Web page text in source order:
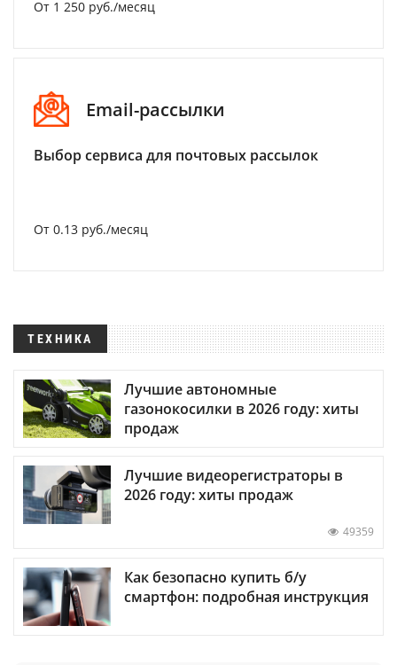
От 1 250 руб./месяц
Email-рассылки
Выбор сервиса для почтовых рассылок
От 0.13 руб./месяц
ТЕХНИКА
Лучшие автономные
газонокосилки в 2026 году: хиты
продаж
Лучшие видеорегистраторы в
2026 году: хиты продаж
49359
Как безопасно купить б/у
смартфон: подробная инструкция